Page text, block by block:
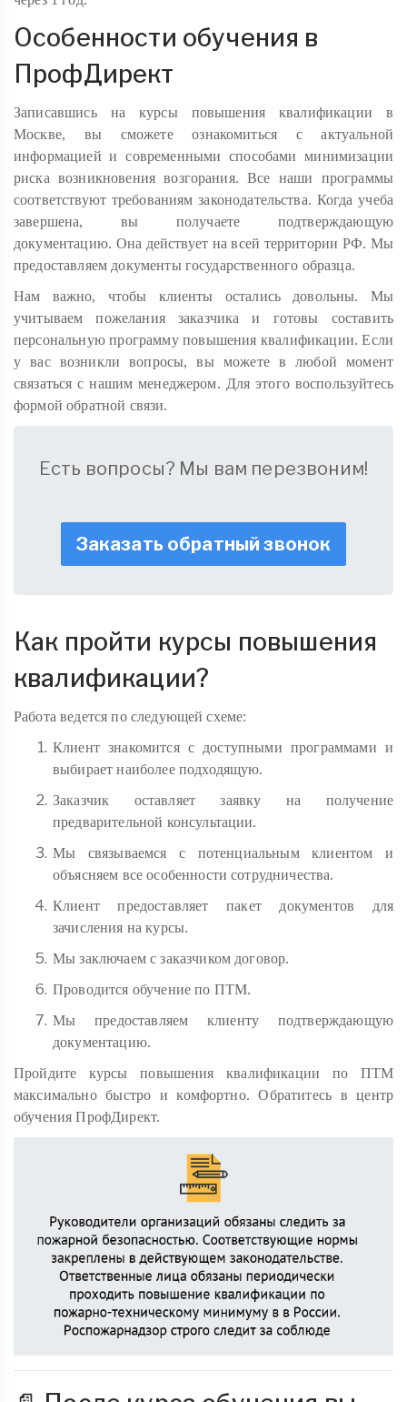
Особенности обучения в
ПрофДирект
Записавшись на курсы повышения квалификации в
Москве, вы сможете ознакомиться с актуальной
информацией и современными способами минимизации
риска возникновения возгорания. Все наши программы
соответствуют требованиям законодательства. Когда учеба
завершена, вы получаете подтверждающую
документацию. Она действует на всей территории РФ. Мы
предоставляем документы государственного образца.
Нам важно, чтобы клиенты остались довольны. Мы
учитываем пожелания заказчика и готовы составить
персональную программу повышения квалификации. Если
у вас возникли вопросы, вы можете в любой момент
связаться с нашим менеджером. Для этого воспользуйтесь
формой обратной связи.
Есть вопросы? Мы вам перезвоним!
Заказать обратный звонок
Как пройти курсы повышения
квалификации?
Работа ведется по следующей схеме:
Клиент знакомится с доступными программами и
выбирает наиболее подходящую.
Заказчик оставляет заявку на получение
предварительной консультации.
Мы связываемся с потенциальным клиентом и
объясняем все особенности сотрудничества.
Клиент предоставляет пакет документов для
зачисления на курсы.
Мы заключаем с заказчиком договор.
Проводится обучение по ПТМ.
Мы предоставляем клиенту подтверждающую
документацию.
Пройдите курсы повышения квалификации по ПТМ
максимально быстро и комфортно. Обратитесь в центр
обучения ПрофДирект.